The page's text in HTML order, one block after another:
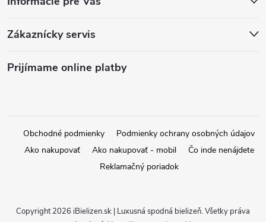
Zákaznícky servis
Prijímame online platby
Obchodné podmienky
Podmienky ochrany osobných údajov
Ako nakupovať
Ako nakupovať - mobil
Čo inde nenájdete
Reklamačný poriadok
Copyright 2026 iBielizen.sk | Luxusná spodná bielizeň. Všetky práva